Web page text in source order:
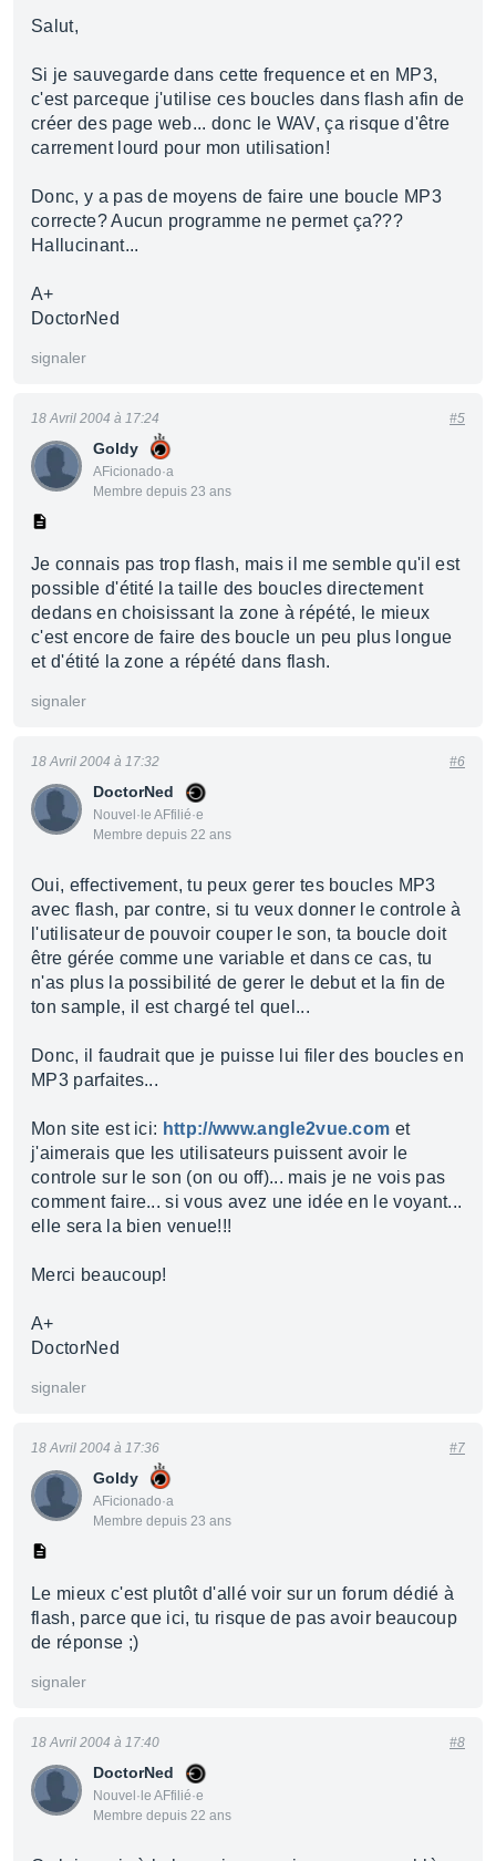
Salut,
Si je sauvegarde dans cette frequence et en MP3,
c'est parceque j'utilise ces boucles dans flash afin de
créer des page web... donc le WAV, ça risque d'être
carrement lourd pour mon utilisation!
Donc, y a pas de moyens de faire une boucle MP3
correcte? Aucun programme ne permet ça???
Hallucinant...
A+
DoctorNed
signaler
Goldy
AFicionado·a
Membre depuis 23 ans
18 Avril 2004 à 17:24 #5
Je connais pas trop flash, mais il me semble qu'il est
possible d'étité la taille des boucles directement
dedans en choisissant la zone à répété, le mieux
c'est encore de faire des boucle un peu plus longue
et d'étité la zone a répété dans flash.
signaler
DoctorNed
Nouvel·le AFfilié·e
Membre depuis 22 ans
18 Avril 2004 à 17:32 #6
Oui, effectivement, tu peux gerer tes boucles MP3
avec flash, par contre, si tu veux donner le controle à
l'utilisateur de pouvoir couper le son, ta boucle doit
être gérée comme une variable et dans ce cas, tu
n'as plus la possibilité de gerer le debut et la fin de
ton sample, il est chargé tel quel...
Donc, il faudrait que je puisse lui filer des boucles en
MP3 parfaites...
Mon site est ici: http://www.angle2vue.com et
j'aimerais que les utilisateurs puissent avoir le
controle sur le son (on ou off)... mais je ne vois pas
comment faire... si vous avez une idée en le voyant...
elle sera la bien venue!!!
Merci beaucoup!
A+
DoctorNed
signaler
Goldy
AFicionado·a
Membre depuis 23 ans
18 Avril 2004 à 17:36 #7
Le mieux c'est plutôt d'allé voir sur un forum dédié à
flash, parce que ici, tu risque de pas avoir beaucoup
de réponse ;)
signaler
DoctorNed
Nouvel·le AFfilié·e
Membre depuis 22 ans
18 Avril 2004 à 17:40 #8